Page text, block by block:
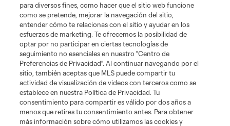
para diversos fines, como hacer que el sitio web funcione
como se pretende, mejorar la navegación del sitio,
entender cómo te relacionas con el sitio y ayudar en los
esfuerzos de marketing. Te ofrecemos la posibilidad de
optar por no participar en ciertas tecnologías de
seguimiento no esenciales en nuestro "Centro de
Preferencias de Privacidad". Al continuar navegando por el
sitio, también aceptas que MLS puede compartir tu
actividad de visualización de videos con terceros como se
establece en nuestra Política de Privacidad. Tu
consentimiento para compartir es válido por dos años a
menos que retires tu consentimiento antes. Para obtener
más información sobre cómo utilizamos las cookies y